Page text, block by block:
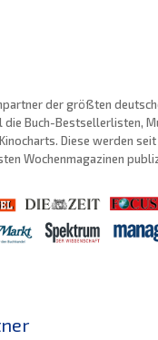
der größten
Buch-Bestsellerlisten,
Diese werden seit
Wochenmagazinen